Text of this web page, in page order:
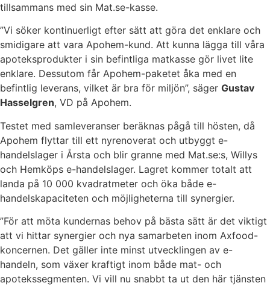
tillsammans med sin Mat.se-kasse.
”Vi söker kontinuerligt efter sätt att göra det enklare och
smidigare att vara Apohem-kund. Att kunna lägga till våra
apoteksprodukter i sin befintliga matkasse gör livet lite
enklare. Dessutom får Apohem-paketet åka med en
befintlig leverans, vilket är bra för miljön”, säger Gustav
Hasselgren, VD på Apohem.
Testet med samleveranser beräknas pågå till hösten, då
Apohem flyttar till ett nyrenoverat och utbyggt e-
handelslager i Årsta och blir granne med Mat.se:s, Willys
och Hemköps e-handelslager. Lagret kommer totalt att
landa på 10 000 kvadratmeter och öka både e-
handelskapaciteten och möjligheterna till synergier.
”För att möta kundernas behov på bästa sätt är det viktigt
att vi hittar synergier och nya samarbeten inom Axfood-
koncernen. Det gäller inte minst utvecklingen av e-
handeln, som växer kraftigt inom både mat- och
apotekssegmenten. Vi vill nu snabbt ta ut den här tjänsten